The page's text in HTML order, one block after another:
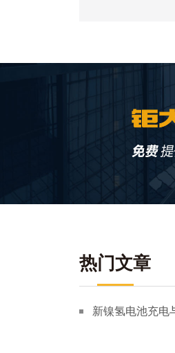
热门文章
新镍氢电池充电